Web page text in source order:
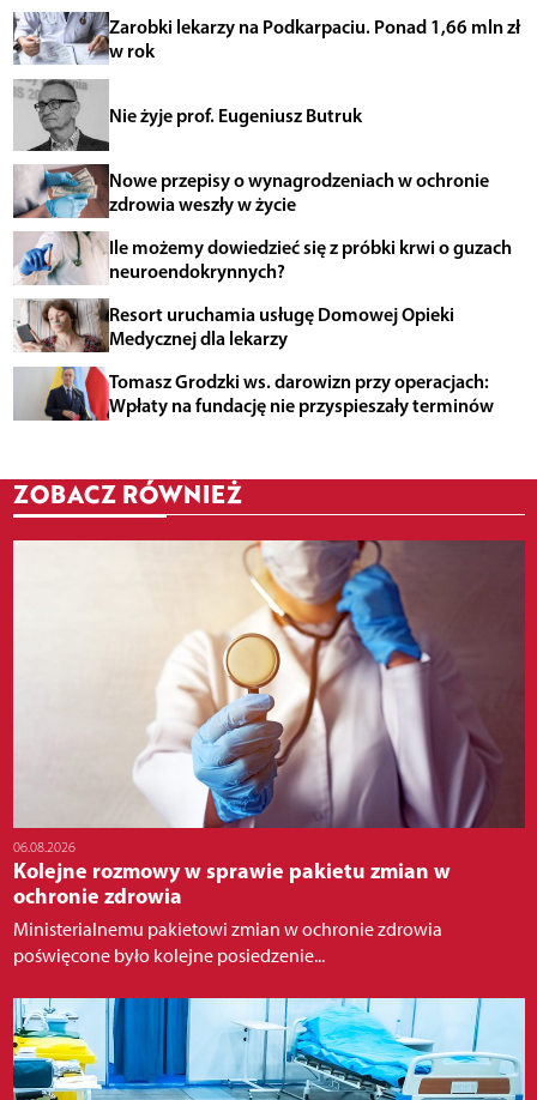
Zarobki lekarzy na Podkarpaciu. Ponad 1,66 mln zł
w rok
Nie żyje prof. Eugeniusz Butruk
Nowe przepisy o wynagrodzeniach w ochronie
zdrowia weszły w życie
Ile możemy dowiedzieć się z próbki krwi o guzach
neuroendokrynnych?
Resort uruchamia usługę Domowej Opieki
Medycznej dla lekarzy
Tomasz Grodzki ws. darowizn przy operacjach:
Wpłaty na fundację nie przyspieszały terminów
ZOBACZ RÓWNIEŻ
06.08.2026
Kolejne rozmowy w sprawie pakietu zmian w
ochronie zdrowia
Ministerialnemu pakietowi zmian w ochronie zdrowia
poświęcone było kolejne posiedzenie...